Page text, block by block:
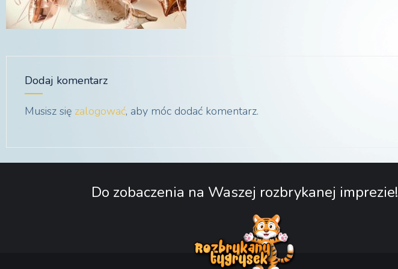
Dodaj komentarz
Musisz się zalogować, aby móc dodać komentarz.
Do zobaczenia na Waszej rozbrykanej imprezie!